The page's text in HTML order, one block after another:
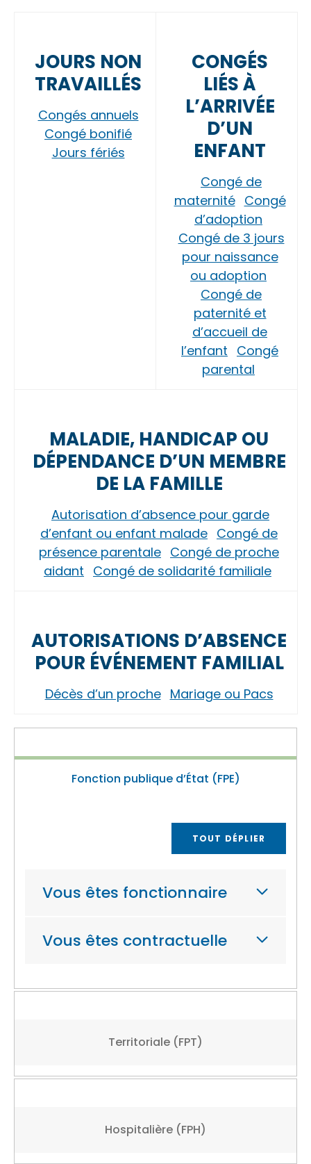
JOURS NON
TRAVAILLÉS
Congés annuels
Congé bonifié
Jours fériés
CONGÉS
LIÉS À
L’ARRIVÉE
D’UN
ENFANT
Congé de
maternité Congé
d’adoption
Congé de 3 jours
pour naissance
ou adoption
Congé de
paternité et
d’accueil de
l’enfant Congé
parental
MALADIE, HANDICAP OU
DÉPENDANCE D’UN MEMBRE
DE LA FAMILLE
Autorisation d’absence pour garde
d’enfant ou enfant malade Congé de
présence parentale Congé de proche
aidant Congé de solidarité familiale
AUTORISATIONS D’ABSENCE
POUR ÉVÉNEMENT FAMILIAL
Décès d’un proche Mariage ou Pacs
Fonction publique d’État (FPE)
TOUT DÉPLIER
Vous êtes fonctionnaire
Vous êtes contractuelle
Territoriale (FPT)
Hospitalière (FPH)